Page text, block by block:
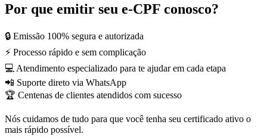
Por que emitir seu e-CPF conosco?
🔒 Emissão 100% segura e autorizada
⚡ Processo rápido e sem complicação
💻 Atendimento especializado para te ajudar em cada etapa
📲 Suporte direto via WhatsApp
🏆 Centenas de clientes atendidos com sucesso
Nós cuidamos de tudo para que você tenha seu certificado ativo o
mais rápido possível.